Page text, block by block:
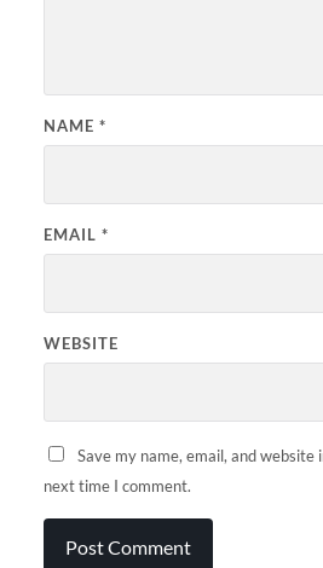
NAME *
EMAIL *
WEBSITE
Save my name, email, and
next time I comment.